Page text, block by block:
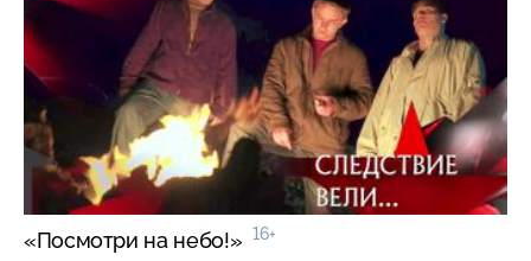
«Посмотри на небо!» 16+